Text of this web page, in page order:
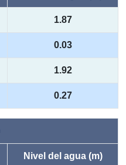
1.87
0.03
1.92
0.27
Nivel del agua (m)